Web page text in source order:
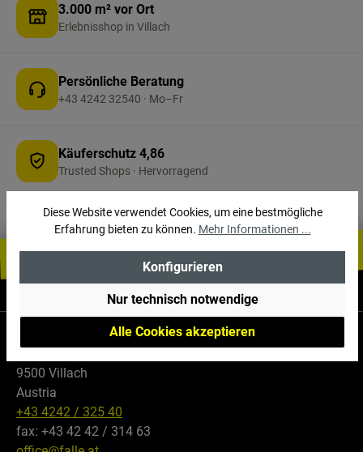
Diese Website verwendet Cookies, um eine bestmögliche
Erfahrung bieten zu können. Mehr Informationen ...
Alle Cookies akzeptieren
Nur technisch notwendige
Konfigurieren
3.000 m² vor Ort
Erlebnisshop in Villach
Persönliche Beratung
+43 4242 32540 · Mo–Fr
Käuferschutz 4,86
Trusted Shops · Hervorragend
9500 Villach
Austria
+43 4242 / 325 40
fax: +43 42 42 / 314 63
Informationen